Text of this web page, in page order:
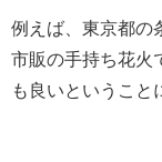
例えば、東京都の
市販の手持ち花火
も良いということ